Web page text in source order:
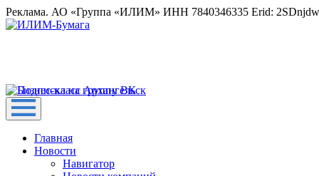
Реклама. АО «Группа «ИЛИМ» ИНН 7840346335 Erid:
Главная
Новости
Навигатор